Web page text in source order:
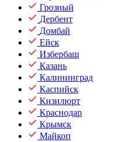
Грозный
Дербент
Домбай
Ейск
Избербаш
Казань
Калининград
Каспийск
Кизилюрт
Краснодар
Крымск
Майкоп